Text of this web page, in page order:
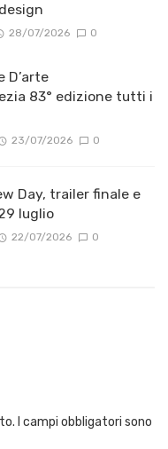
28/07/2026 0
D’arte
83° edizione tutti i
23/07/2026 0
Day, trailer finale e
luglio
22/07/2026 0
I campi obbligatori sono